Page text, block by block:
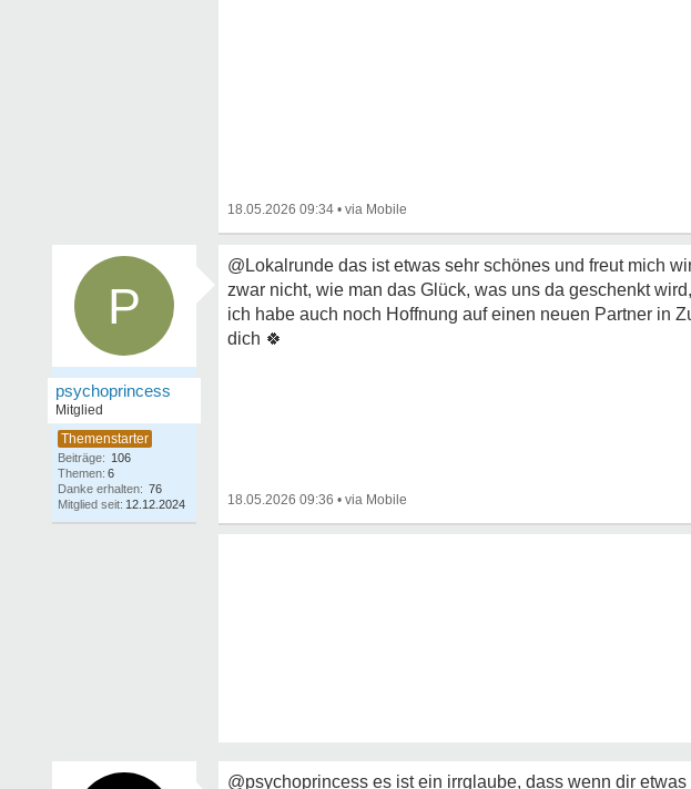
18.05.2026 09:34 •
P
psychoprincess
Mitglied
Beiträge: 106
Themen: 6
Danke erhalten: 76
Mitglied seit: 12.12.2024
@Lokalrunde das ist etwas sehr schönes und freut mich
zwar nicht, wie man das Glück, was uns da geschenkt
ich habe auch noch Hoffnung auf einen neuen Partner in
dich 🍀
18.05.2026 09:36 •
@psychoprincess es ist ein irrglaube, dass wenn dir